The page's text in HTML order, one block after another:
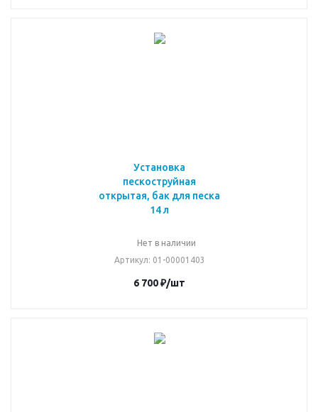
Установка
пескоструйная
открытая, бак для песка
14 л
Нет в наличии
Артикул: 01-00001403
6 700₽/шт